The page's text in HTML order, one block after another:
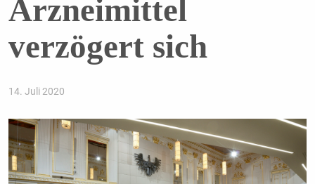
Arzneimittel
verzögert sich
14. Juli 2020